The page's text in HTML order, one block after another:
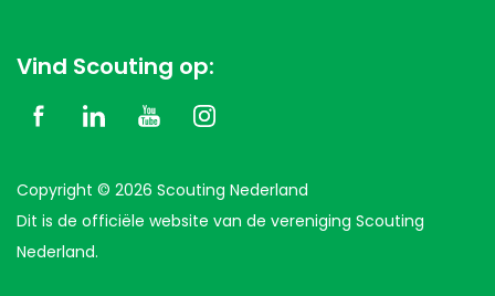
Vind Scouting op:
Copyright © 2026 Scouting Nederland
Dit is de officiële website van de vereniging Scouting
Nederland.